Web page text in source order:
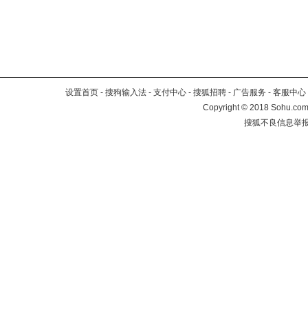
设置首页 - 搜狗输入法 - 支付中心 - 搜狐招聘 - 广告服务 - 客服中心
Copyright©2018
搜狐不良信息举